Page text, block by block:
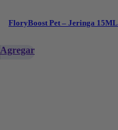
FloryBoost Pet – Jeringa 15ML
Agregar